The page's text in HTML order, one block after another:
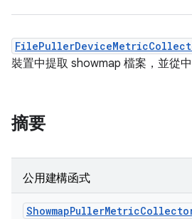
裝置中提取 showmap 檔案，並從中
摘要
公用建構函式
ShowmapPullerMetric